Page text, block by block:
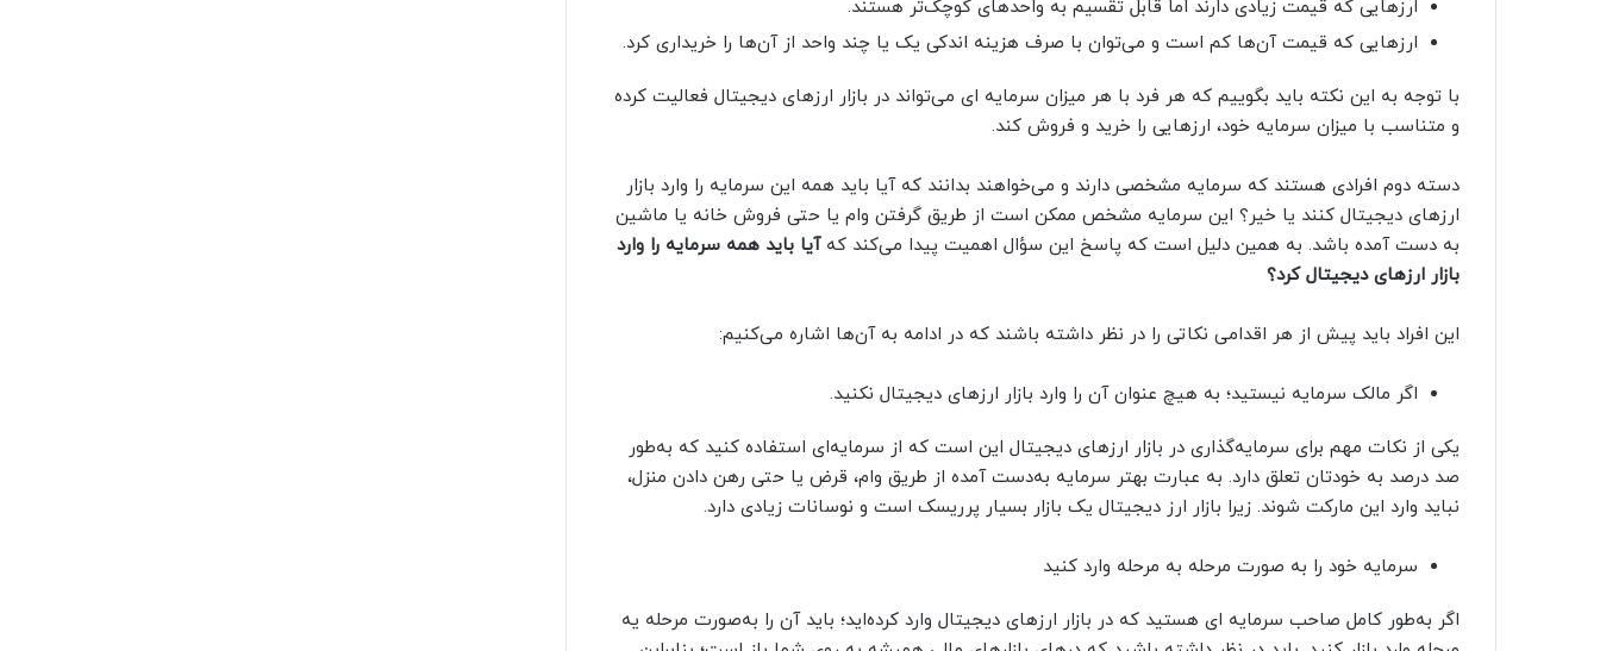
ارزهایی که قیمت زیادی دارند اما قابل تقسیم به واحدهای کوچک‌تر هستند.
ارزهایی که قیمت آن‌ها کم است و می‌توان با صرف هزینه اندکی یک یا چند واحد از آن‌ها را خریداری کرد.
با توجه به این نکته باید بگوییم که هر فرد با هر میزان سرمایه ای می‌تواند در بازار ارزهای دیجیتال فعالیت کرده
و متناسب با میزان سرمایه خود، ارزهایی را خرید و فروش کند.
دسته دوم افرادی هستند که سرمایه مشخصی دارند و می‌خواهند بدانند که آیا باید همه این سرمایه را وارد بازار
ارزهای دیجیتال کنند یا خیر؟ این سرمایه مشخص ممکن است از طریق گرفتن وام یا حتی فروش خانه یا ماشین
به دست آمده باشد. به همین دلیل است که پاسخ این سؤال اهمیت پیدا می‌کند کهآیا باید همه سرمایه را وارد
بازار ارزهای دیجیتال کرد؟
این افراد باید پیش از هر اقدامی نکاتی را در نظر داشته باشند که در ادامه به آن‌ها اشاره می‌کنیم:
اگر مالک سرمایه نیستید؛ به هیچ عنوان آن را وارد بازار ارزهای دیجیتال نکنید.
یکی از نکات مهم برای سرمایه‌گذاری در بازار ارزهای دیجیتال این است که از سرمایه‌ای استفاده کنید که به‌طور
صد درصد به خودتان تعلق دارد. به عبارت بهتر سرمایه به‌دست آمده از طریق وام، قرض یا حتی رهن دادن منزل،
نباید وارد این مارکت شوند. زیرا بازار ارز دیجیتال یک بازار بسیار پرریسک است و نوسانات زیادی دارد.
سرمایه خود را به صورت مرحله به مرحله وارد کنید
اگر به‌طور کامل صاحب سرمایه ای هستید که در بازار ارزهای دیجیتال وارد کرده‌اید؛ باید آن را به‌صورت مرحله یه